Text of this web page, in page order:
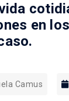
en
Camus